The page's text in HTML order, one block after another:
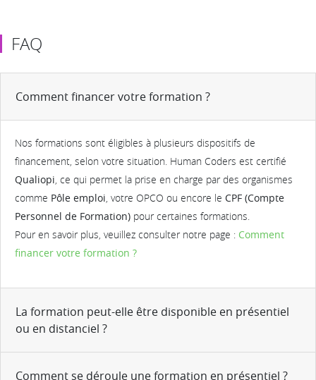
FAQ
Comment financer votre formation ?
Nos formations sont éligibles à plusieurs dispositifs de
financement, selon votre situation. Human Coders est certifié
Qualiopi , ce qui permet la prise en charge par des organismes
comme Pôle emploi , votre OPCO ou encore le CPF (Compte
Personnel de Formation) pour certaines formations.
Pour en savoir plus, veuillez consulter notre page : Comment
financer votre formation ?
La formation peut-elle être disponible en présentiel
ou en distanciel ?
Comment se déroule une formation en présentiel ?